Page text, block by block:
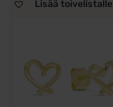
Lisää toivelistalle